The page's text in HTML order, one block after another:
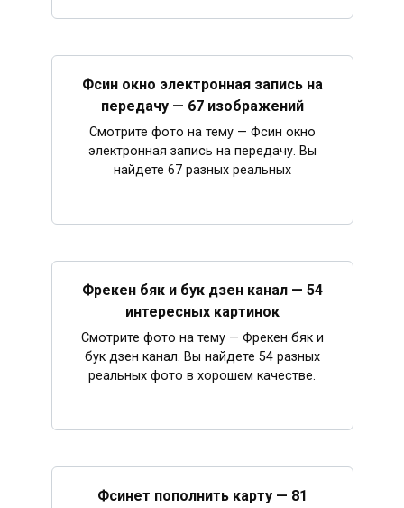
Фсин окно электронная запись на
передачу — 67 изображений
Смотрите фото на тему — Фсин окно
электронная запись на передачу. Вы
найдете 67 разных реальных
Фрекен бяк и бук дзен канал — 54
интересных картинок
Смотрите фото на тему — Фрекен бяк и
бук дзен канал. Вы найдете 54 разных
реальных фото в хорошем качестве.
Фсинет пополнить карту — 81